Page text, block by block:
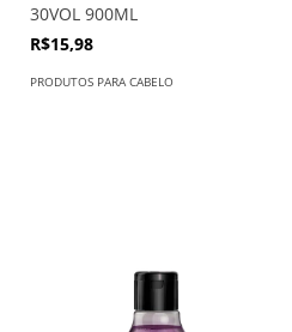
30VOL 900ML
R$15,98
PRODUTOS PARA CABELO